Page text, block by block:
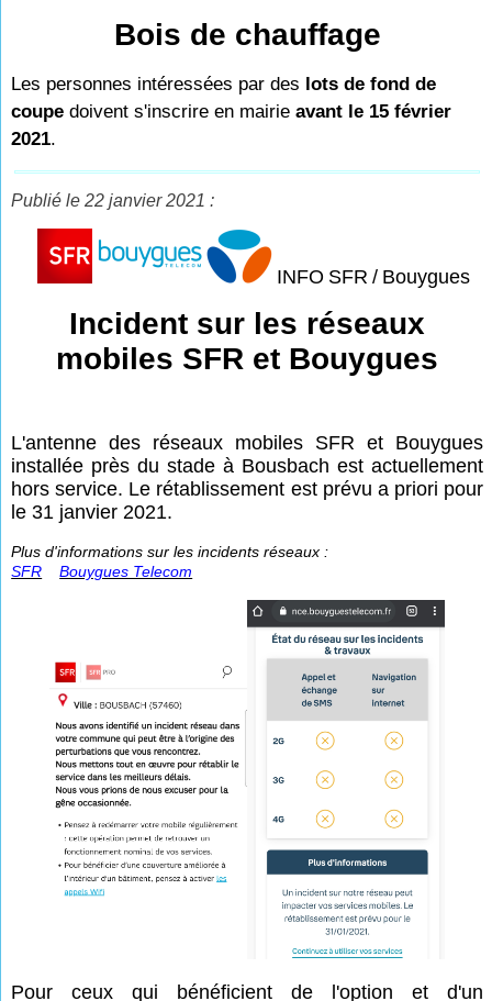
Bois de chauffage
Les personnes intéressées par des lots de fond de
coupe doivent s'inscrire en mairieavant le 15 février
2021.
Publié le 22 janvier 2021 :
INFO SFR / Bouygues
Incident sur les réseaux
mobiles SFR et Bouygues
L'antenne des réseaux mobiles SFR et Bouygues
installée près du stade à Bousbach est actuellement
hors service. Le rétablissement est prévu a priori pour
le 31 janvier 2021.
Plus d'informations sur les incidents réseaux :
SFR
Bouygues Telecom
Pour ceux qui bénéficient de l'option et d'un